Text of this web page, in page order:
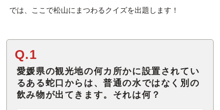
では、ここで松山にまつわるクイズを出題します！
Q.1
愛媛県の観光地の何カ所かに設置されてい
るある蛇口からは、普通の水ではなく別の
飲み物が出てきます。それは何？